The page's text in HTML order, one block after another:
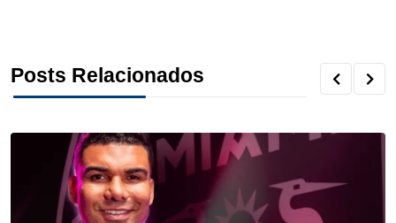
e
o
t
e
r
k
d
I
t
e
d
p
Posts Relacionados